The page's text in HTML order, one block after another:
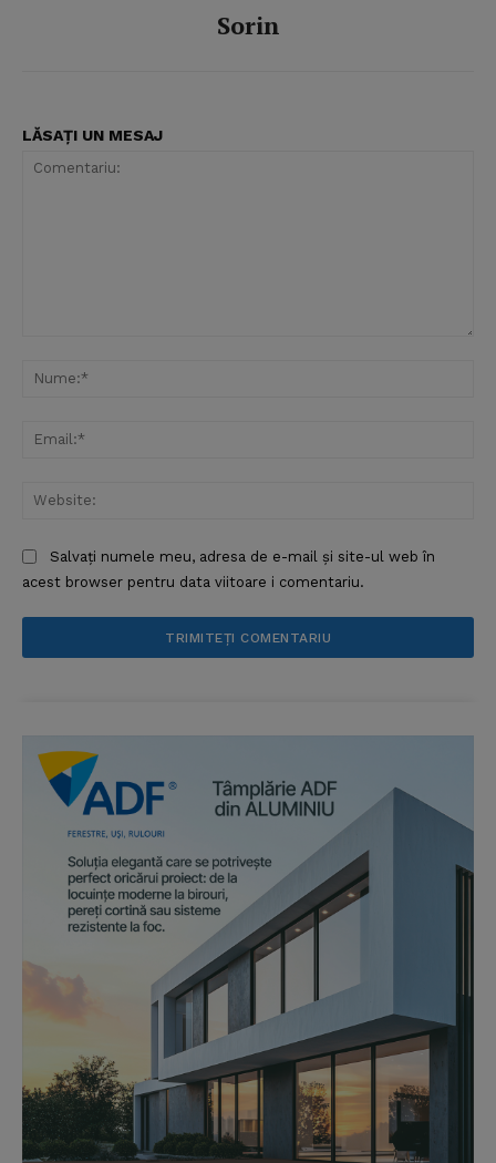
Sorin
LĂSAȚI UN MESAJ
Salvați numele meu, adresa de e-mail și site-ul web în
acest browser pentru data viitoare i comentariu.